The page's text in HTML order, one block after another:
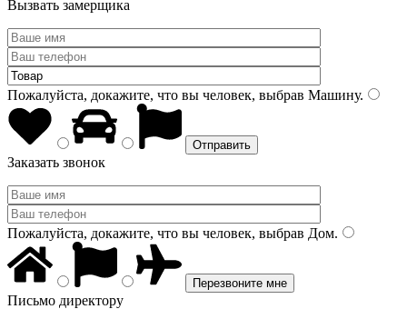
Вызвать замерщика
Пожалуйста, докажите, что вы человек, выбрав Машину.
Заказать звонок
Пожалуйста, докажите, что вы человек, выбрав Дом.
Письмо директору